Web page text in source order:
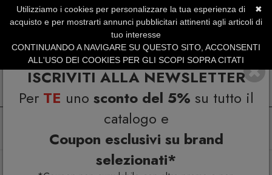
ISCRIVITI ALLA NEWSLETTER
Per TE uno sconto del 5% su tutto il
catalogo e
Coupon esclusivi su brand
selezionati*
SERVIZIO CLIENTI +39.0773.470.562
SUMMER SALES | Fino al 31 Agosto
Arredo esterno
✖
Utilizziamo i cookies per personalizzare la tua esperienza di
acquisto e per mostrarti annunci pubblicitari attinenti agli articoli di
tuo interesse
CONTINUANDO A NAVIGARE SU QUESTO SITO, ACCONSENTI
ALL'USO DEI COOKIES PER GLI SCOPI SOPRA CITATI